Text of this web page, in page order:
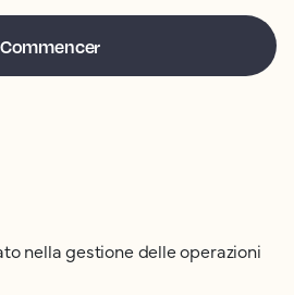
nella gestione delle operazioni